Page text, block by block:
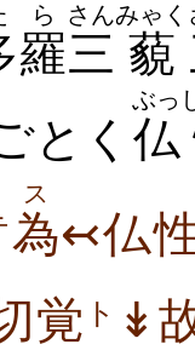
羅
ら
三
さん
藐
みゃく
とく 仏
ぶっ
為
ス
↢仏
覚 ト ↡